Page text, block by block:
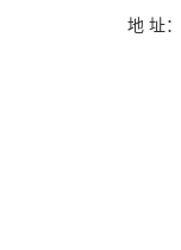
地 址：